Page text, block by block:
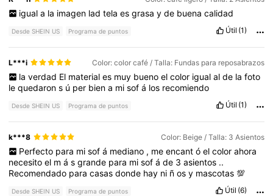
igual a la imagen lad tela es grasa y de buena calidad
Desde SHEIN US Programa de puntos Útil (1)
L***i Color: color café / Talla: Fundas para reposabrazos
la verdad El material es muy bueno el color igual al de la foto
lequedarons ú per biena misofá los recomiendo
Desde SHEIN US Programa de puntos Útil (1)
k***8 Color: Beige / Talla: 3 Asientos
Perfecto para mi sof á mediano , me encant ó el color ahora
necesitoel másgrande para misofáde 3asientos ..
Recomendado paracasasdonde hay ni ñosy mascotas💯
Desde SHEIN US Programa de puntos Útil (6)